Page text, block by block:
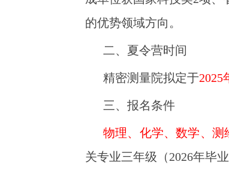
的优势领域方向。
二、夏令营时间
精密测量院拟定于2025
三、报名条件
物理、化学、数学、
关专业三年级（2026年毕